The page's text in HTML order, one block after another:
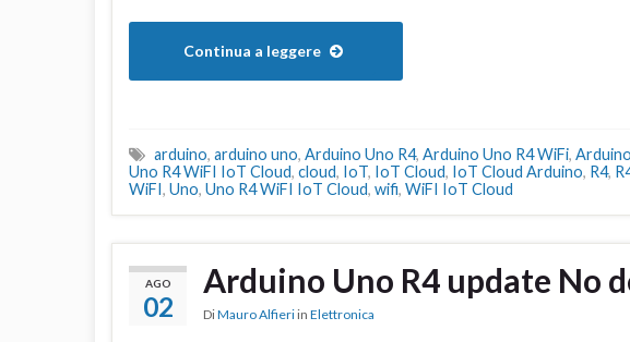
Continua a leggere
arduino, arduino uno, Arduino Uno R4, Arduino Uno R4 WiFi, Arduino
Uno R4 WiFI IoT Cloud, cloud, IoT, IoT Cloud, IoT Cloud Arduino, R4,
WiFI, Uno, Uno R4 WiFI IoT Cloud, wifi, WiFI IoT Cloud
AGO
02
Arduino Uno R4 update No
DiMauro Alfieri in Elettronica